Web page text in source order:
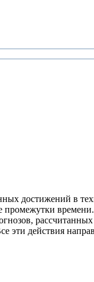
достижений в
промежутки
эти действия